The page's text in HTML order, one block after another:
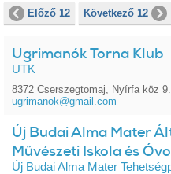
Előző 12 Következő 12
Ugrimanók Torna Klub
UTK
8372 Cserszegtomaj, Nyírfa köz 9.
ugrimanok@gmail.com
Új Budai Alma Mater
Művészeti Iskola és
Új Budai Alma Mater